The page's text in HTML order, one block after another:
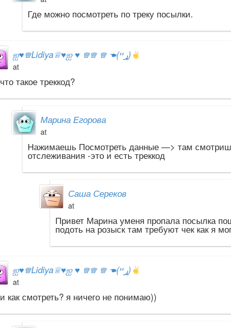
Где можно посмотреть по треку посылки.
ஐ♥♕Lidiya♕♥ஐ ♥ ♕♕ ♕ ☚(ړײ)
at
что такое треккод?
Марина Егорова
at
Нажимаешь Посмотреть данные —> там
отслеживания -это и есть треккод
Саша Сереков
at
Привет Марина уменя пропала посылка
подоть на розыск там требуют чек как я
ஐ♥♕Lidiya♕♥ஐ ♥ ♕♕ ♕ ☚(ړײ)
at
и как смотреть? я ничего не понимаю))